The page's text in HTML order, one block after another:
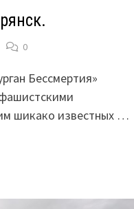
0
Бессмертия»
шикако известных …